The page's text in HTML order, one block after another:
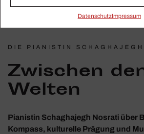
Daten­schutzImpressum
DIE PIANISTIN SCHAGHAJEGH
Zwischen
Welten
Pianistin Schaghajegh Nosrati über
Kompass, kulturelle Prägung und